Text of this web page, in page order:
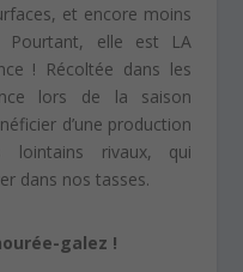
et encore moins
Pourtant, elle est LA
! Récoltée dans les
lors de la saison
d’une production
lointains rivaux, qui
dans nos tasses.
galez !